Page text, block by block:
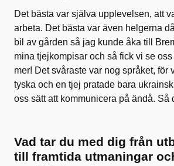
Det bästa var själva upplevelsen, att
arbeta. Det bästa var även helgerna
bil av gården så jag kunde åka till
mina tjejkompisar och så fick vi se
mer! Det svåraste var nog språket, för
tyska och en tjej pratade bara
oss sätt att kommunicera på ändå. Så
Vad tar du med dig från
till framtida utmaningar